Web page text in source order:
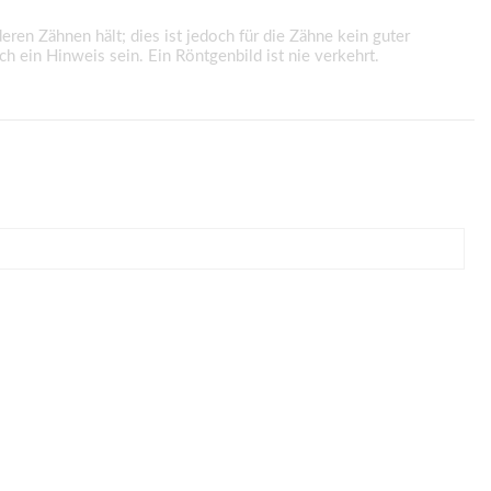
Zähnen hält; dies ist jedoch für die Zähne kein guter
ein Hinweis sein. Ein Röntgenbild ist nie verkehrt.